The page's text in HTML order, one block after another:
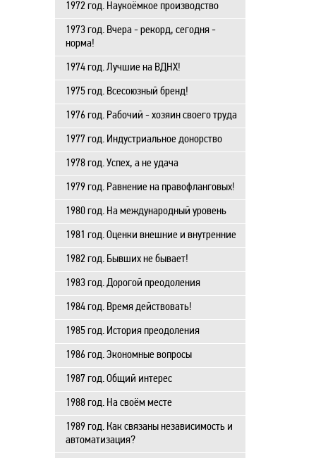
1972 год. Наукоёмкое производство
1973 год. Вчера - рекорд, сегодня -
норма!
1974 год. Лучшие на ВДНХ!
1975 год. Всесоюзный бренд!
1976 год. Рабочий - хозяин своего труда
1977 год. Индустриальное донорство
1978 год. Успех, а не удача
1979 год. Равнение на правофланговых!
1980 год. На международный уровень
1981 год. Оценки внешние и внутренние
1982 год. Бывших не бывает!
1983 год. Дорогой преодоления
1984 год. Время действовать!
1985 год. История преодоления
1986 год. Экономные вопросы
1987 год. Общий интерес
1988 год. На своём месте
1989 год. Как связаны независимость и
автоматизация?